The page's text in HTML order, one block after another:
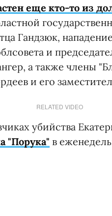
еще кто-то из
Гандзюк,
и
а также члены
и его
RELATED VIDEO
убийства
"Порука" в